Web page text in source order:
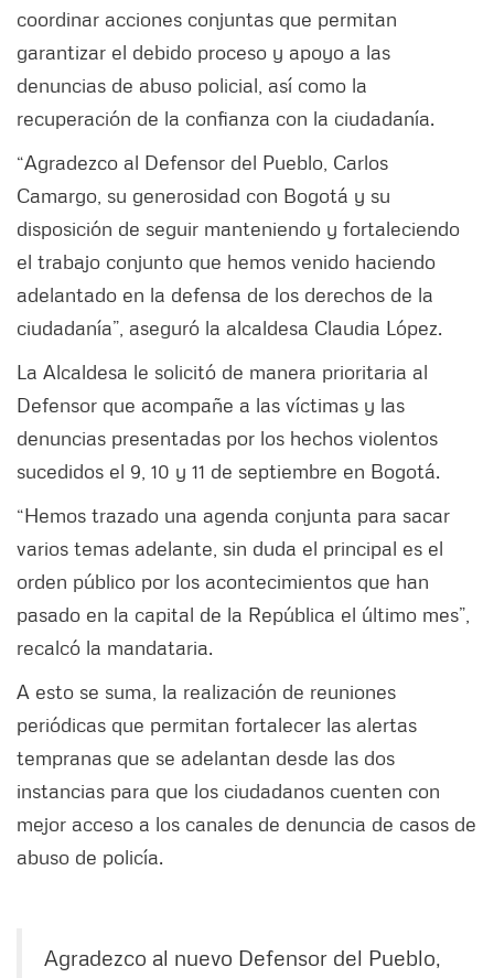
coordinar acciones conjuntas que permitan
garantizar el debido proceso y apoyo a las
denuncias de abuso policial, así como la
recuperación de la confianza con la ciudadanía.
“Agradezco al Defensor del Pueblo, Carlos
Camargo, su generosidad con Bogotá y su
disposición de seguir manteniendo y fortaleciendo
el trabajo conjunto que hemos venido haciendo
adelantado en la defensa de los derechos de la
ciudadanía”, aseguró la alcaldesa Claudia López.
La Alcaldesa le solicitó de manera prioritaria al
Defensor que acompañe a las víctimas y las
denuncias presentadas por los hechos violentos
sucedidos el 9, 10 y 11 de septiembre en Bogotá.
“Hemos trazado una agenda conjunta para sacar
varios temas adelante, sin duda el principal es el
orden público por los acontecimientos que han
pasado en la capital de la República el último mes”,
recalcó la mandataria.
A esto se suma, la realización de reuniones
periódicas que permitan fortalecer las alertas
tempranas que se adelantan desde las dos
instancias para que los ciudadanos cuenten con
mejor acceso a los canales de denuncia de casos de
abuso de policía.
Agradezco al nuevo Defensor del Pueblo,